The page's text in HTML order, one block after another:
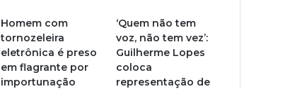
Homem com
tornozeleira
eletrônica é preso
em flagrante por
importunação
‘Quem não tem
voz, não tem vez’:
Guilherme Lopes
coloca
representação de